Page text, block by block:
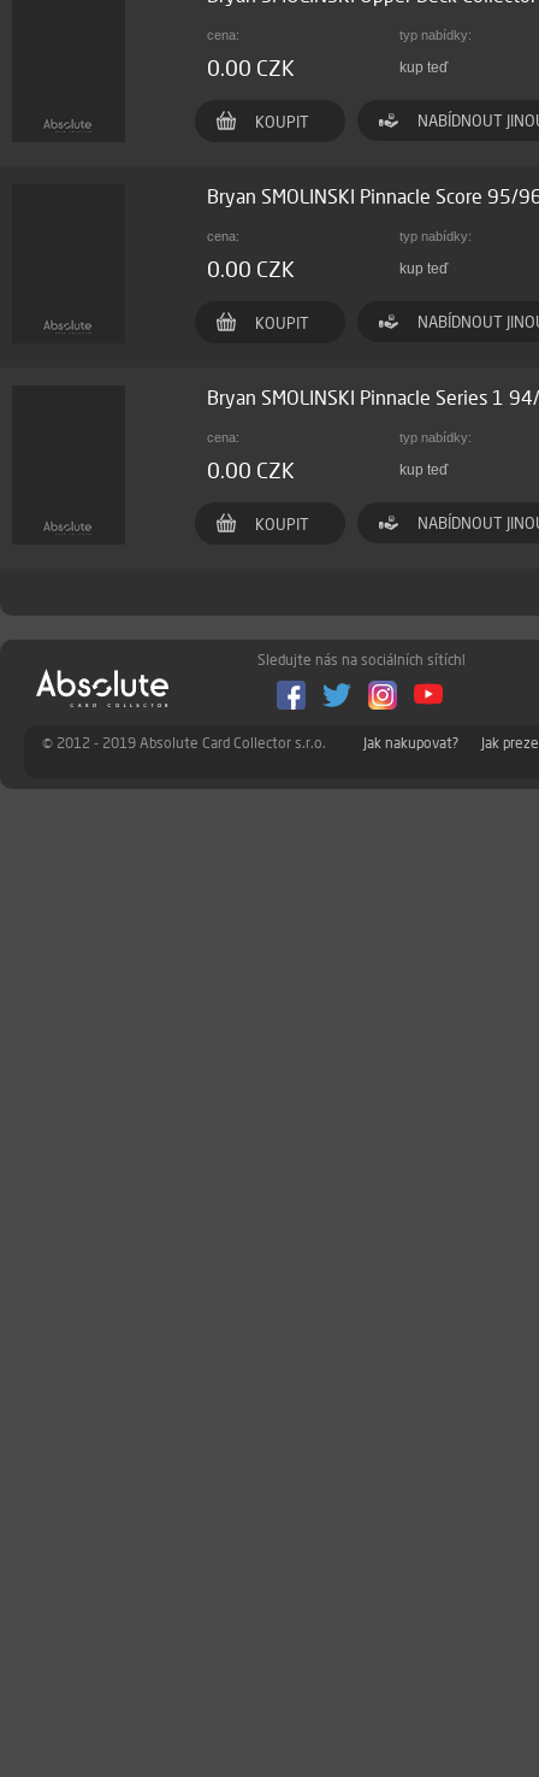
cena: typ nabídky:
0.00 CZK kup teď
KOUPIT NABÍDNOUT
Bryan SMOLINSKI Pinnacle Score 95/
cena: typ nabídky:
0.00 CZK kup teď
KOUPIT NABÍDNOUT
Bryan SMOLINSKI Pinnacle Series 1
cena: typ nabídky:
0.00 CZK kup teď
KOUPIT NABÍDNOUT
Sledujte nás na sociálních sítích!
© 2012 - 2019 Absolute Card Collector s.r.o. Jak nakupovat? Jak